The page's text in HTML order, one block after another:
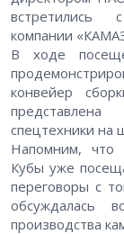
встретились
компании
В ходе
конвейер
спецтехники на
Напомним, что
Кубы уже
переговоры с
обсуждалась
производства